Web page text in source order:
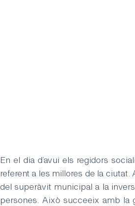
En el dia d’avui els regidors
referent a les millores de la ciutat.
del superàvit municipal a la
persones. Això succeeix amb la